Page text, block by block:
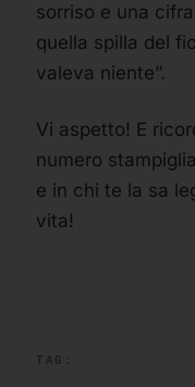
sorriso e una
quella spilla del
valeva niente”.
Vi aspetto! E
numero
e in chi te la sa
vita!
TAG: